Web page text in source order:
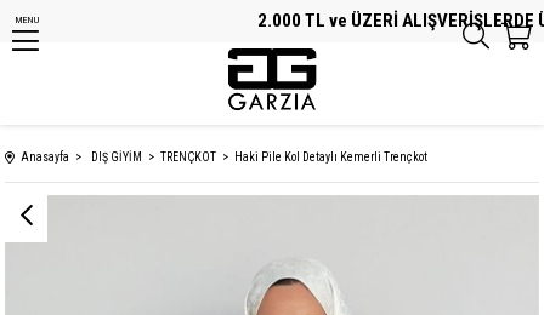
2.000 TL ve ÜZERİ ALIŞVERİŞLERDE
MENU
Anasayfa DIŞ GİYİM TRENÇKOT Haki Pile Kol Detaylı Kemerli Trençkot